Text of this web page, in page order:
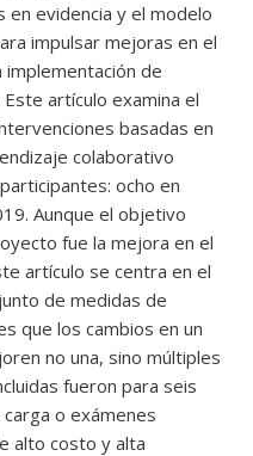
en evidencia y el modelo
impulsar mejoras en el
de
artículo examina el
basadas en
colaborativo
ocho en
Aunque el objetivo
fue la mejora en el
artículo se centra en el
de medidas de
que los cambios en un
no una, sino múltiples
fueron para seis
o exámenes
alto costo y alta